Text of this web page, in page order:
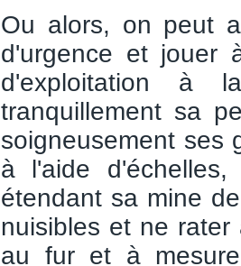
Ou alors, on peut
d'urgence et jouer
d'exploitation à
tranquillement sa
soigneusement ses
à l'aide
étendant sa mine
nuisibles et ne rater
au fur et à